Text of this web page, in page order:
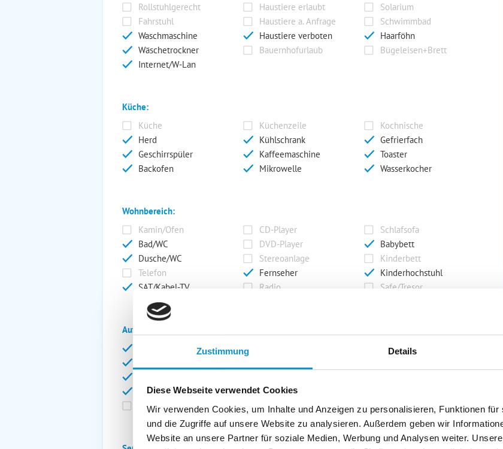
Zustimmung Details
Diese Webseite verwendet Cookies
Wir verwenden Cookies, um Inhalte und Anzeigen zu personalisieren, Funktionen
und die Zugriffe auf unsere Website zu analysieren. Außerdem geben wir
Website an unsere Partner für soziale Medien, Werbung und Analysen weiter.
Rollstuhlgerecht
Haustiere erlaubt
Solarium
Fahrstuhl
Haustiere a. Anfrage
Schwimmbad
Waschmaschine
Haustiere verboten
Haarföhn
Wäschetrockner
Bauernhofurlaub
Bügeleisen+Brett
Internet/W-Lan
Küche:
Küche
Küchenzeile
Kochnische
Herd
Kühlschrank
Gefrierfach
Geschirrspüler
Kaffeemaschine
Toaster
Backofen
Mikrowelle Wasserkocher
Wohnbereich:
Kamin/Ofen
CD-Player
Schlafsofa
Bad/WC
DVD-Player
Babybett
Dusche/WC
Stereoanlage
Kinderbett
Telefon
Fernseher
Kinderhochstuhl
SAT/Kabel-TV
Radio Safe/Tresor
Außenanlage:
Garten/Liegewiese
Grill
Terrasse
Kinderspielplatz
Balkon
Abstellraum